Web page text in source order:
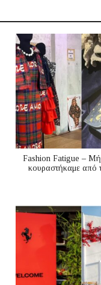
Fashion Fatigue –
κουραστήκαμε από